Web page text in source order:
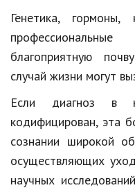
Бизнес
Хобби и
Финансы
Юриспруденция
Природа
Образование
Генетика, гормоны,
профессиональные
благоприятную
случай жизни могут
Если диагноз в
кодифицирован, эта
сознании широкой
осуществляющих
научных